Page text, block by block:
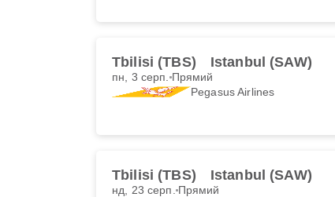
Tbilisi (TBS) Istanbul (SAW)
пн, 3 серп. Прямий
Pegasus Airlines
Tbilisi (TBS) Istanbul (SAW)
нд, 23 серп. Прямий